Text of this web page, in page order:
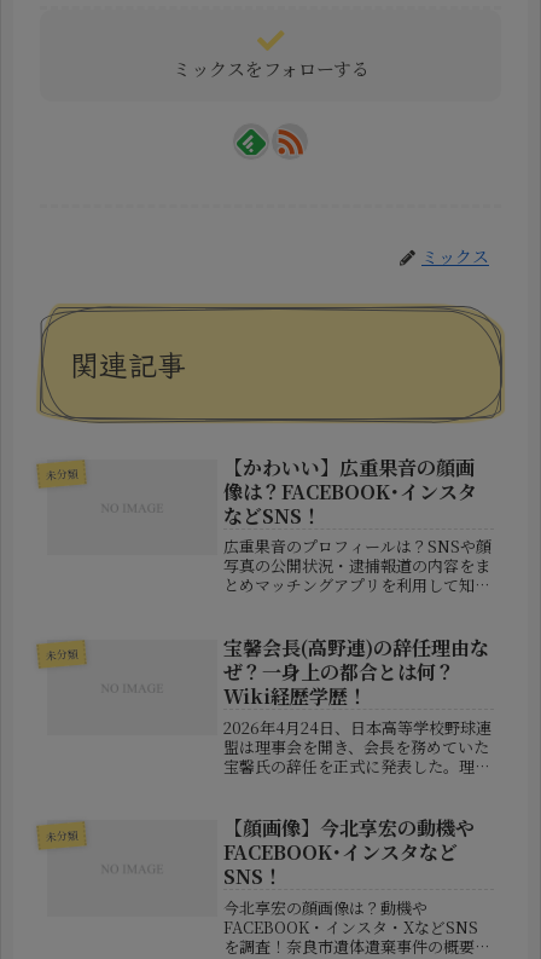
ミックスをフォローする
ミックス
関連記事
未分類
【かわいい】広重果音の顔画
像は？FACEBOOK･インスタ
などSNS！
広重果音のプロフィールは？SNSや顔
写真の公開状況・逮捕報道の内容をま
とめマッチングアプリを利用して知り
が逮捕されたというニュースが報じら
れました。近年はマッチングアプリ...
未分類
宝馨会長(高野連)の辞任理由な
ぜ？一身上の都合とは何？
Wiki経歴学歴！
2026年4月24日、日本高等学校野球連
盟は理事会を開き、会長を務めていた
宝馨氏の辞任を正式に発表した。理由
在している。本記事では、発表内容を
整理しながら、今回の辞任劇の本...
未分類
【顔画像】今北享宏の動機や
FACEBOOK･インスタなど
SNS！
今北享宏の顔画像は？動機や
FACEBOOK・インスタ・XなどSNS
を調査！奈良市遺体遺棄事件の概要ま